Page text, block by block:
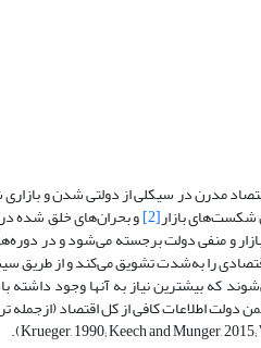
مدرن در سیکلی از دولتی شدن و بازاری
شکست‌های بازار[2] و بحران‌های خلق شده
و منفی دولت برجسته می‌شود و در
اقتصادی را به‌شدت تشویق می‌کند و از
که بیشترین نیاز به آنها وجود
دولت اطلاعات کافی از کل اقتصاد (از‌جمله